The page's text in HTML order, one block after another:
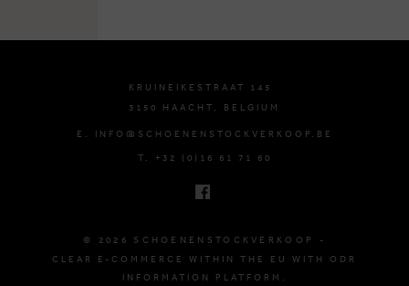
KRUINEIKESTRAAT 145
3150 HAACHT, BELGIUM
E. INFO@SCHOENENSTOCKVERKOOP.BE
T. +32 (0)16 61 71 60
© 2026 SCHOENENSTOCKVERKOOP -
CLEAR E-COMMERCE WITHIN THE EU WITH ODR
INFORMATION PLATFORM.